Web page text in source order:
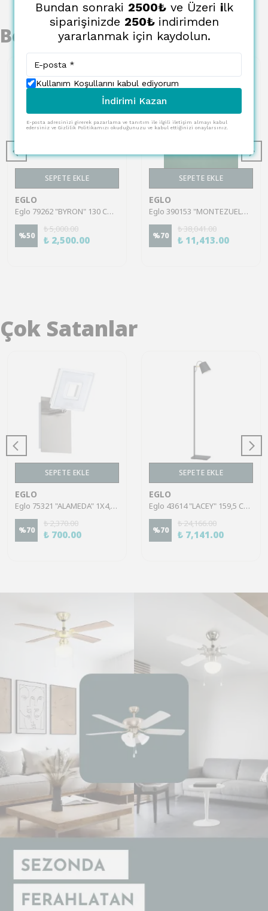
Benzer Ürünler
SEPETE EKLE
EGLO
Eglo 79262 "BYRON" 130 Cm Yüksekliğinde Çelik Fırçalanmış Pirinç Sarkıt Avize
%50
₺ 5,000.00
₺ 2,500.00
SEPETE EKLE
EGLO
Eglo 390153 "MONTEZUELO" 150 Cm Yüksekliğinde Çelik Siyah Sarkıt Avize
%70
₺ 38,041.00
₺ 11,413.00
Çok Satanlar
SEPETE EKLE
EGLO
Eglo 75321 "ALAMEDA" 1X4,5W Çelik Nikel Mat Sıva Üstü Spot
%70
₺ 2,370.00
₺ 700.00
SEPETE EKLE
EGLO
Eglo 43614 "LACEY" 159,5 Cm Yüksekliğinde Çelik, Ahşap Köşe Lambası Lambader
%70
₺ 24,166.00
₺ 7,141.00
Bundan sonraki 2500₺ve Üzeri ilk
siparişinizde 250₺ indirimden
yararlanmak için kaydolun.
Kullanım Koşullarını kabul ediyorum
İndirimi Kazan
E-posta adresinizi girerek pazarlama ve tanıtım ile ilgili iletişim almayı kabul
edersiniz ve Gizlilik Politikamızı okuduğunuzu ve kabul ettiğinizi onaylarsınız.